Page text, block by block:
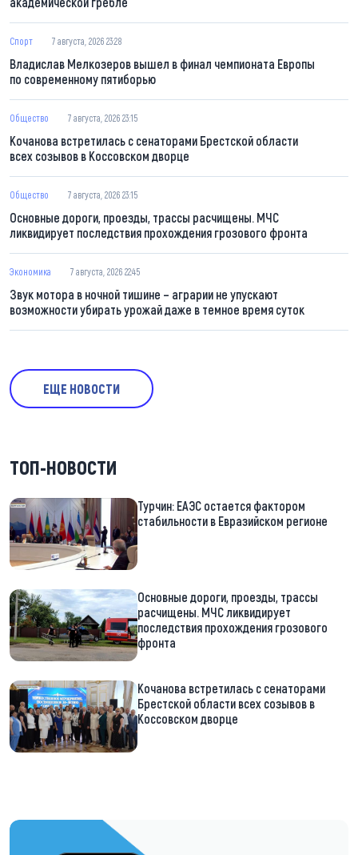
Спорт 7 августа, 2026 23:28
Владислав Мелкозеров вышел в финал чемпионата Европы
по современному пятиборью
Общество 7 августа, 2026 23:15
Кочанова встретилась с сенаторами Брестской области
всех созывов в Коссовском дворце
Общество 7 августа, 2026 23:15
Основные дороги, проезды, трассы расчищены. МЧС
ликвидирует последствия прохождения грозового фронта
Экономика 7 августа, 2026 22:45
Звук мотора в ночной тишине – аграрии не упускают
возможности убирать урожай даже в темное время суток
ЕЩЕ НОВОСТИ
ТОП-НОВОСТИ
Турчин: ЕАЭС остается фактором
стабильности в Евразийском регионе
Основные дороги, проезды, трассы
расчищены. МЧС ликвидирует
последствия прохождения грозового
фронта
Кочанова встретилась с сенаторами
Брестской области всех созывов в
Коссовском дворце
https://t.me/minskctvby